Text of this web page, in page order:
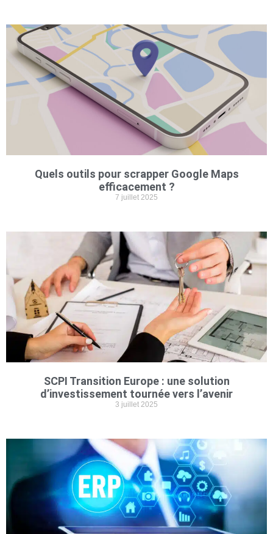
Quels outils pour scrapper Google Maps
efficacement ?
7 juillet 2025
SCPI Transition Europe : une solution
d’investissement tournée vers l’avenir
3 juillet 2025